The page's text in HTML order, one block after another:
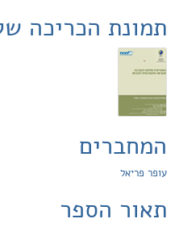
תמונת הכריכה
המחברים
עופר פריאל
תאור הספר